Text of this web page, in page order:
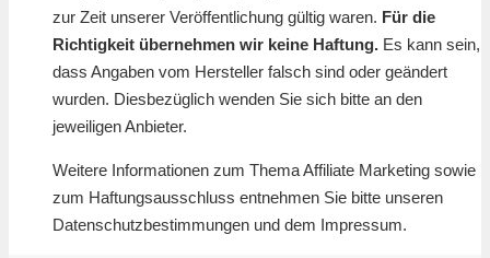
zur Zeit unserer Veröffentlichung gültig waren. Für die
Richtigkeit übernehmen wir keine Haftung. Es kann sein,
dass Angaben vom Hersteller falsch sind oder geändert
wurden. Diesbezüglich wenden Sie sich bitte an den
jeweiligen Anbieter.
Weitere Informationen zum Thema Affiliate Marketing sowie
zum Haftungsausschluss entnehmen Sie bitte unseren
Datenschutzbestimmungen und dem Impressum.